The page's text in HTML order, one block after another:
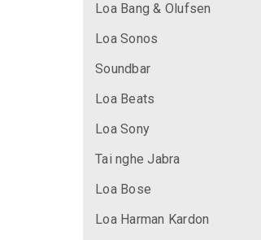
Loa Bang & Olufsen
Loa Sonos
Soundbar
Loa Beats
Loa Sony
Tai nghe Jabra
Loa Bose
Loa Harman Kardon